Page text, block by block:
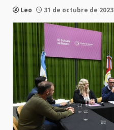
Leo 31 de octubre de 2023